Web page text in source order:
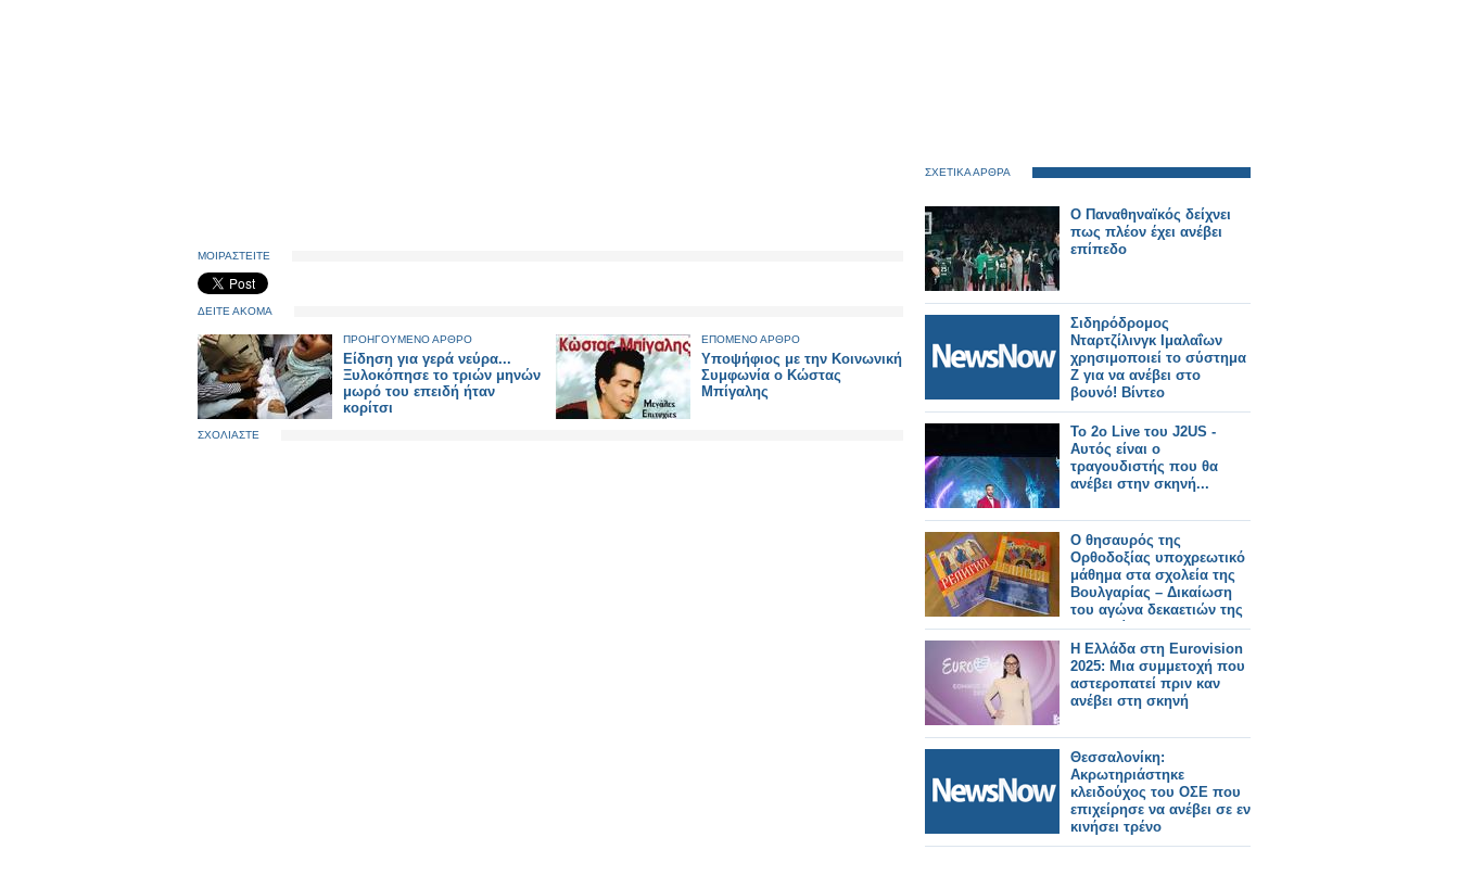
ΜΟΙΡΑΣΤΕΙΤΕ
ΔΕΙΤΕ ΑΚΟΜΑ
ΠΡΟΗΓΟΥΜΕΝΟ ΑΡΘΡΟ
Είδηση για γερά νεύρα...
Ξυλοκόπησε το τριών μηνών
μωρό του επειδή ήταν
κορίτσι
ΕΠΟΜΕΝΟ ΑΡΘΡΟ
Yποψήφιος με την Κοινωνική
Συμφωνία ο Κώστας
Μπίγαλης
ΣΧΟΛΙΑΣΤΕ
ΣΧΕΤΙΚΑ ΑΡΘΡΑ
Ο Παναθηναϊκός δείχνει
πως πλέον έχει ανέβει
επίπεδο
Σιδηρόδρομος
Νταρτζίλινγκ Ιμαλαΐων
χρησιμοποιεί το σύστημα
Ζ για να ανέβει στο
βουνό! Βίντεο
Το 2ο Live του J2US -
Αυτός είναι ο
τραγουδιστής που θα
ανέβει στην σκηνή...
Ο θησαυρός της
Ορθοδοξίας υποχρεωτικό
μάθημα στα σχολεία της
Βουλγαρίας – Δικαίωση
του αγώνα δεκαετιών της
Εκκλησίας
Η Ελλάδα στη Eurovision
2025: Μια συμμετοχή που
αστεροπατεί πριν καν
ανέβει στη σκηνή
Θεσσαλονίκη:
Ακρωτηριάστηκε
κλειδούχος του ΟΣΕ που
επιχείρησε να ανέβει σε εν
κινήσει τρένο